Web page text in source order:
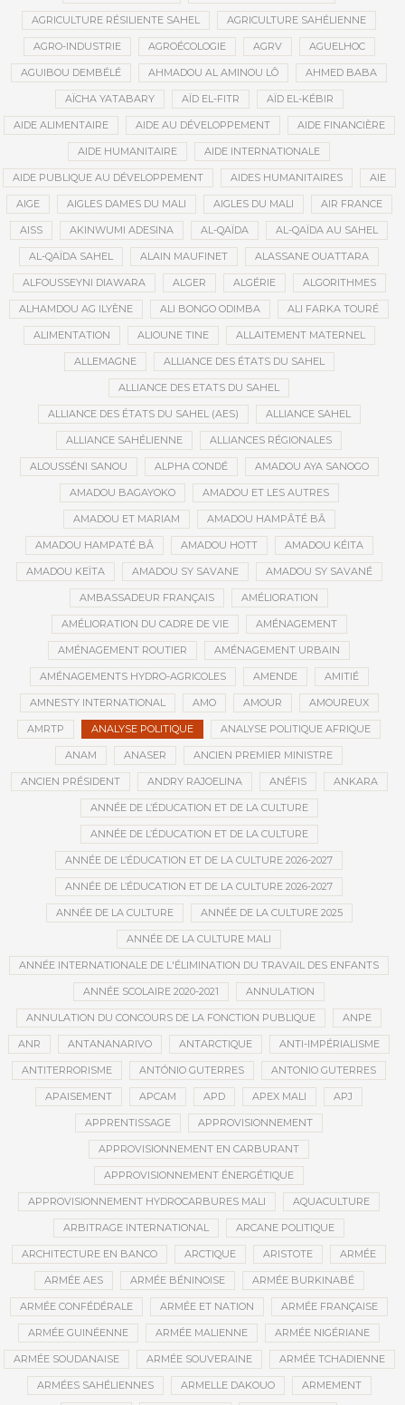
AGRICULTURE RÉSILIENTE SAHEL AGRICULTURE SAHÉLIENNE
AGRO-INDUSTRIE AGROÉCOLOGIE AGRV AGUELHOC
AGUIBOU DEMBÉLÉ AHMADOU AL AMINOU LÔ AHMED BABA
AÏCHA YATABARY AÏD EL-FITR AÏD EL-KÉBIR
AIDE ALIMENTAIRE AIDE AU DÉVELOPPEMENT AIDE FINANCIÈRE
AIDE HUMANITAIRE AIDE INTERNATIONALE
AIDE PUBLIQUE AU DÉVELOPPEMENT AIDES HUMANITAIRES AIE
AIGE AIGLES DAMES DU MALI AIGLES DU MALI AIR FRANCE
AISS AKINWUMI ADESINA AL-QAÏDA AL-QAÏDA AU SAHEL
AL-QAÏDA SAHEL ALAIN MAUFINET ALASSANE OUATTARA
ALFOUSSEYNI DIAWARA ALGER ALGÉRIE ALGORITHMES
ALHAMDOU AG ILYÈNE ALI BONGO ODIMBA ALI FARKA TOURÉ
ALIMENTATION ALIOUNE TINE ALLAITEMENT MATERNEL
ALLEMAGNE ALLIANCE DES ÉTATS DU SAHEL
ALLIANCE DES ETATS DU SAHEL
ALLIANCE DES ÉTATS DU SAHEL (AES) ALLIANCE SAHEL
ALLIANCE SAHÉLIENNE ALLIANCES RÉGIONALES
ALOUSSÉNI SANOU ALPHA CONDÉ AMADOU AYA SANOGO
AMADOU BAGAYOKO AMADOU ET LES AUTRES
AMADOU ET MARIAM AMADOU HAMPÂTÉ BÂ
AMADOU HAMPATÉ BÂ AMADOU HOTT AMADOU KÉITA
AMADOU KEÏTA AMADOU SY SAVANE AMADOU SY SAVANÉ
AMBASSADEUR FRANÇAIS AMÉLIORATION
AMÉLIORATION DU CADRE DE VIE AMÉNAGEMENT
AMÉNAGEMENT ROUTIER AMÉNAGEMENT URBAIN
AMÉNAGEMENTS HYDRO-AGRICOLES AMENDE AMITIÉ
AMNESTY INTERNATIONAL AMO AMOUR AMOUREUX
AMRTP ANALYSE POLITIQUE ANALYSE POLITIQUE AFRIQUE
ANAM ANASER ANCIEN PREMIER MINISTRE
ANCIEN PRÉSIDENT ANDRY RAJOELINA ANÉFIS ANKARA
ANNÉE DE L’ÉDUCATION ET DE LA CULTURE
ANNÉE DE L’ÉDUCATION ET DE LA CULTURE
ANNÉE DE L’ÉDUCATION ET DE LA CULTURE 2026-2027
ANNÉE DE L’ÉDUCATION ET DE LA CULTURE 2026-2027
ANNÉE DE LA CULTURE ANNÉE DE LA CULTURE 2025
ANNÉE DE LA CULTURE MALI
ANNÉE INTERNATIONALE DE L'ÉLIMINATION DU TRAVAIL DES ENFANTS
ANNÉE SCOLAIRE 2020-2021 ANNULATION
ANNULATION DU CONCOURS DE LA FONCTION PUBLIQUE ANPE
ANR ANTANANARIVO ANTARCTIQUE ANTI-IMPÉRIALISME
ANTITERRORISME ANTÓNIO GUTERRES ANTONIO GUTERRES
APAISEMENT APCAM APD APEX MALI APJ
APPRENTISSAGE APPROVISIONNEMENT
APPROVISIONNEMENT EN CARBURANT
APPROVISIONNEMENT ÉNERGÉTIQUE
APPROVISIONNEMENT HYDROCARBURES MALI AQUACULTURE
ARBITRAGE INTERNATIONAL ARCANE POLITIQUE
ARCHITECTURE EN BANCO ARCTIQUE ARISTOTE ARMÉE
ARMÉE AES ARMÉE BÉNINOISE ARMÉE BURKINABÉ
ARMÉE CONFÉDÉRALE ARMÉE ET NATION ARMÉE FRANÇAISE
ARMÉE GUINÉENNE ARMÉE MALIENNE ARMÉE NIGÉRIANE
ARMÉE SOUDANAISE ARMÉE SOUVERAINE ARMÉE TCHADIENNE
ARMÉES SAHÉLIENNES ARMELLE DAKOUO ARMEMENT